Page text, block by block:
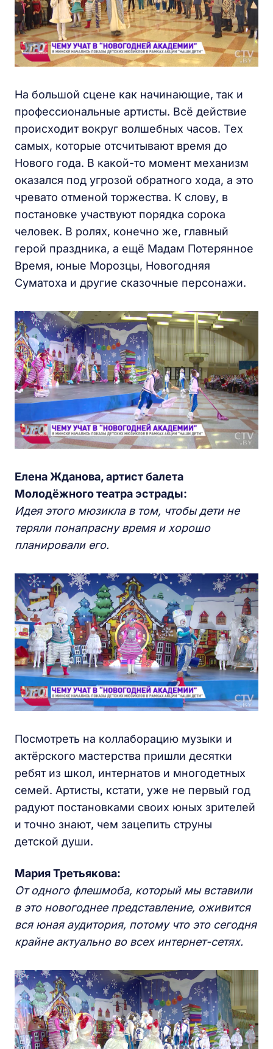
На большой сцене как начинающие, так и
профессиональные артисты. Всё действие
происходит вокруг волшебных часов. Тех
самых, которые отсчитывают время до
Нового года. В какой-то момент механизм
оказался под угрозой обратного хода, а это
чревато отменой торжества. К слову, в
постановке участвуют порядка сорока
человек. В ролях, конечно же, главный
герой праздника, а ещё Мадам Потерянное
Время, юные Морозцы, Новогодняя
Суматоха и другие сказочные персонажи.
Елена Жданова, артист балета
Молодёжного театра эстрады:
Идея этого мюзикла в том, чтобы дети не
теряли понапрасну время и хорошо
планировали его.
Посмотреть на коллаборацию музыки и
актёрского мастерства пришли десятки
ребят из школ, интернатов и многодетных
семей. Артисты, кстати, уже не первый год
радуют постановками своих юных зрителей
и точно знают, чем зацепить струны
детской души.
Мария Третьякова:
От одного флешмоба, который мы вставили
в это новогоднее представление, оживится
вся юная аудитория, потому что это сегодня
крайне актуально во всех интернет-сетях.